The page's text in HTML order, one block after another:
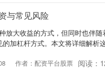
与常见风险
放大收益的方式，但同时也伴
加杠杆方式。本文将详细解析
作者：配资平台股票 阅读：